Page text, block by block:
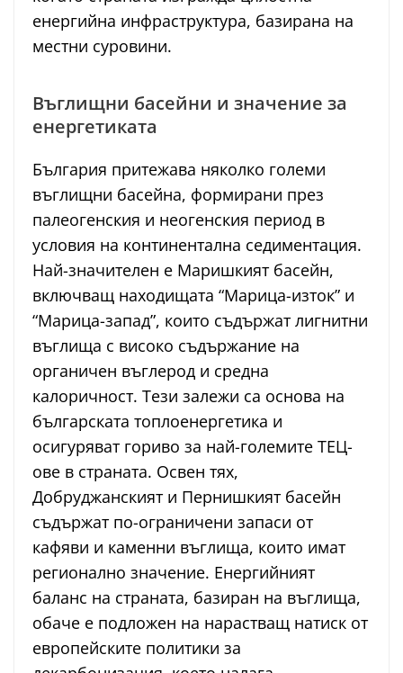
енергийна инфраструктура, базирана на
местни суровини.
Въглищни басейни и значение за
енергетиката
България притежава няколко големи
въглищни басейна, формирани през
палеогенския и неогенския период в
условия на континентална седиментация.
Най-значителен е Маришкият басейн,
включващ находищата “Марица-изток” и
“Марица-запад”, които съдържат лигнитни
въглища с високо съдържание на
органичен въглерод и средна
калоричност. Тези залежи са основа на
българската топлоенергетика и
осигуряват гориво за най-големите ТЕЦ-
ове в страната. Освен тях,
Добруджанският и Пернишкият басейн
съдържат по-ограничени запаси от
кафяви и каменни въглища, които имат
регионално значение. Енергийният
баланс на страната, базиран на въглища,
обаче е подложен на нарастващ натиск от
европейските политики за